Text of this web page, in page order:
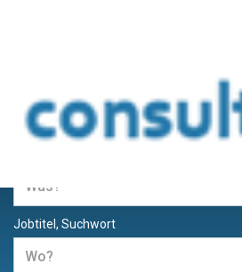
Jobs und Stellenangebote für
Berater und Consultants
Jobtitel, Suchwort